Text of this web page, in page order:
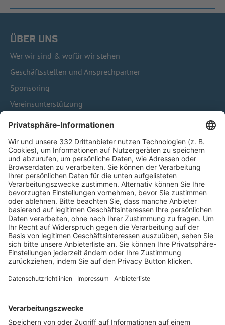
ÜBER UNS
Wer wir sind & wofür wir stehen
Geschäftsstellen und Ansprechpartner
Sponsoring
Vereinsunterstützung
Infothek
HÄUFIG BESUCHTE SEITEN
Pässe und Vereinswechsel
Trainerausbildung
Schulungsangebot Vereinsmitarbeiter
BFV-Geschäftsstellen
Trainerbörse
Login SpielPlus